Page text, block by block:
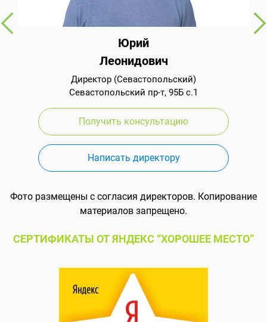
Юрий
Леонидович
Директор (Севастопольский)
Севастопольский пр-т, 95Б с.1
Получить консультацию
Написать директору
Фото размещены с согласия директоров. Копирование
материалов запрещено.
СЕРТИФИКАТЫ ОТ ЯНДЕКС “ХОРОШЕЕ МЕСТО”